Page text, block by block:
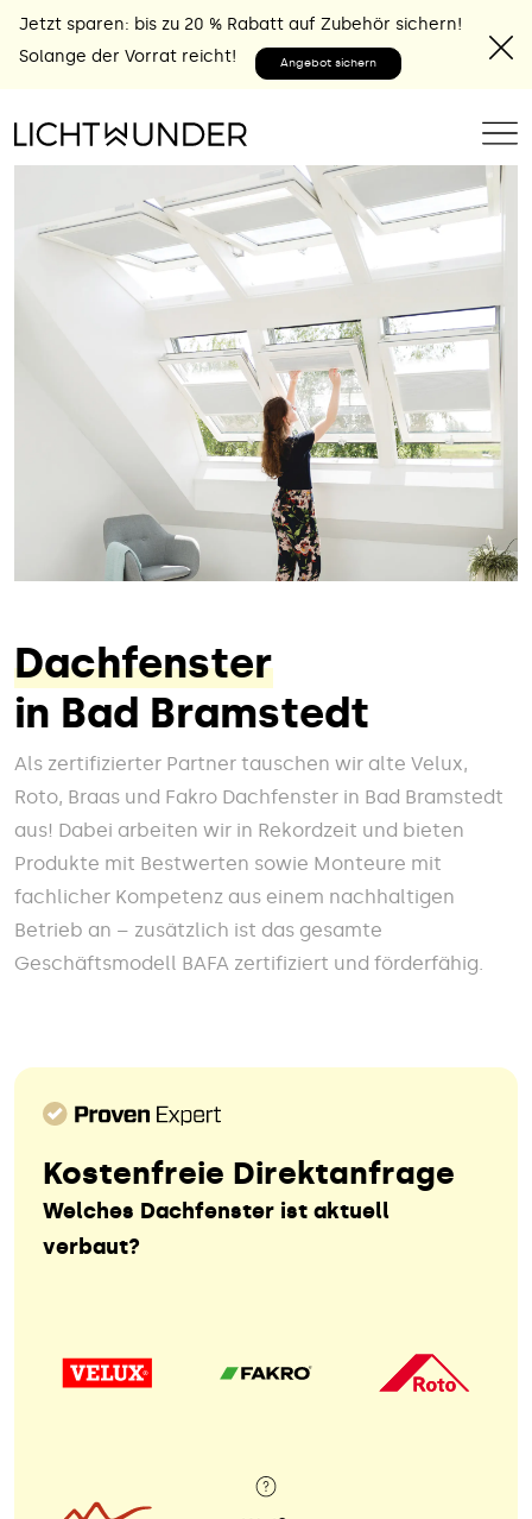
Jetzt sparen: bis zu 20 % Rabatt auf Zubehör sichern!
Solange der Vorrat reicht!
Angebot sichern
Dachfenster
in Bad Bramstedt
Als zertifizierter Partner tauschen wir alte Velux,
Roto, Braas und Fakro Dachfenster in Bad Bramstedt
aus! Dabei arbeiten wir in Rekordzeit und bieten
Produkte mit Bestwerten sowie Monteure mit
fachlicher Kompetenz aus einem nachhaltigen
Betrieb an – zusätzlich ist das gesamte
Geschäftsmodell BAFA zertifiziert und förderfähig.
Kostenfreie Direktanfrage
Welches Dachfenster ist aktuell
verbaut?